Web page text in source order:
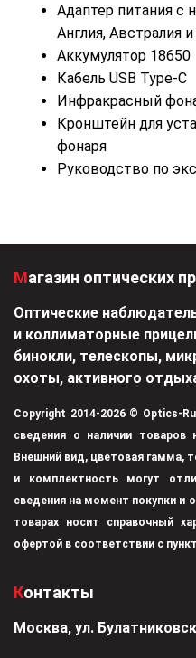
Адаптер питания с
Англия, Австралия
Аккумулятор 18650
Кабель USB Type-C
Инфракрасный
Кронштейн для
фонаря
Руководство по
Магазин оптических
Оптические
и коллиматорные
бинокли, телескопы,
охоты, активного
Copyright 2014-2026 © Optics-
сведения о наличии товаров
Внешний вид, цветовая гамма,
и комплектность могут
сведения на момент покупки и
товарах носит справочный
офертой в соответствии с
Контакты
Москва, ул.